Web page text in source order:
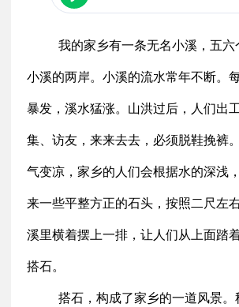
我的家乡有一条无名小溪，五
小溪的两岸。小溪的流水常年不断。
暴发，溪水猛涨。山洪过后，人们出
集、访友，来来去去，必须脱鞋挽裤
气变凉，家乡的人们会根据水的深浅
来一些平整方正的石头，按照二尺左
溪里横着摆上一排，让人们从上面踏
搭石。
搭石，构成了家乡的一道风景